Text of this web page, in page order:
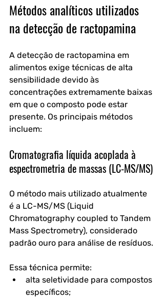
Métodos analíticos utilizados
na detecção de ractopamina
A detecção de ractopamina em
alimentos exige técnicas de alta
sensibilidade devido às
concentrações extremamente baixas
em que o composto pode estar
presente. Os principais métodos
incluem:
Cromatografia líquida acoplada à
espectrometria de massas (LC-MS/MS)
O método mais utilizado atualmente
é a LC-MS/MS (Liquid
Chromatography coupled to Tandem
Mass Spectrometry), considerado
padrão ouro para análise de resíduos.
Essa técnica permite:
alta seletividade para compostos
específicos;